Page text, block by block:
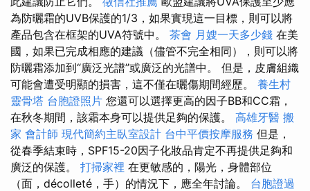
為防曬霜的UVB保護的1/3，如果實現這一目標，則可以將
產品包含在框架的UVA符號中。 茶會 月嫂一天多少錢 在美
國，如果已完成相應的建議（儘管不完全相同），則可以將
防曬霜添加到“廣泛光譜”或廣泛的光譜中。 但是，皮膚組織
可能會遭受明顯的損害，這不僅在曬傷期間經歷。 養生村
靈骨塔 台胞證照片 您還可以選擇更高的因子BB和CC霜，
在秋冬期間，該霜本身可以提供足夠的保護。 高雄牙醫 搬
家 會計師 現代簡約主臥室設計 台中平價按摩服務 但是，
從春季結束時，SPF15-20因子化妝品肯定不再提供足夠和
廣泛的保護。 打掃家裡 在更敏感的，陽光，身體部位
（面，décolleté，手）的情況下，應全年討論。 台胞證過